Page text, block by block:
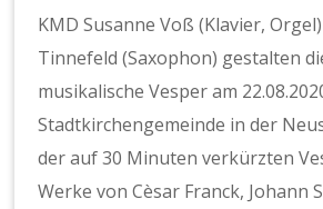
KMD Susanne Voß (Klavier,
Tinnefeld (Saxophon) gestalten
musikalische Vesper am
Stadtkirchengemeinde in der
der auf 30 Minuten verkürzten
Werke von Cèsar Franck, Johann